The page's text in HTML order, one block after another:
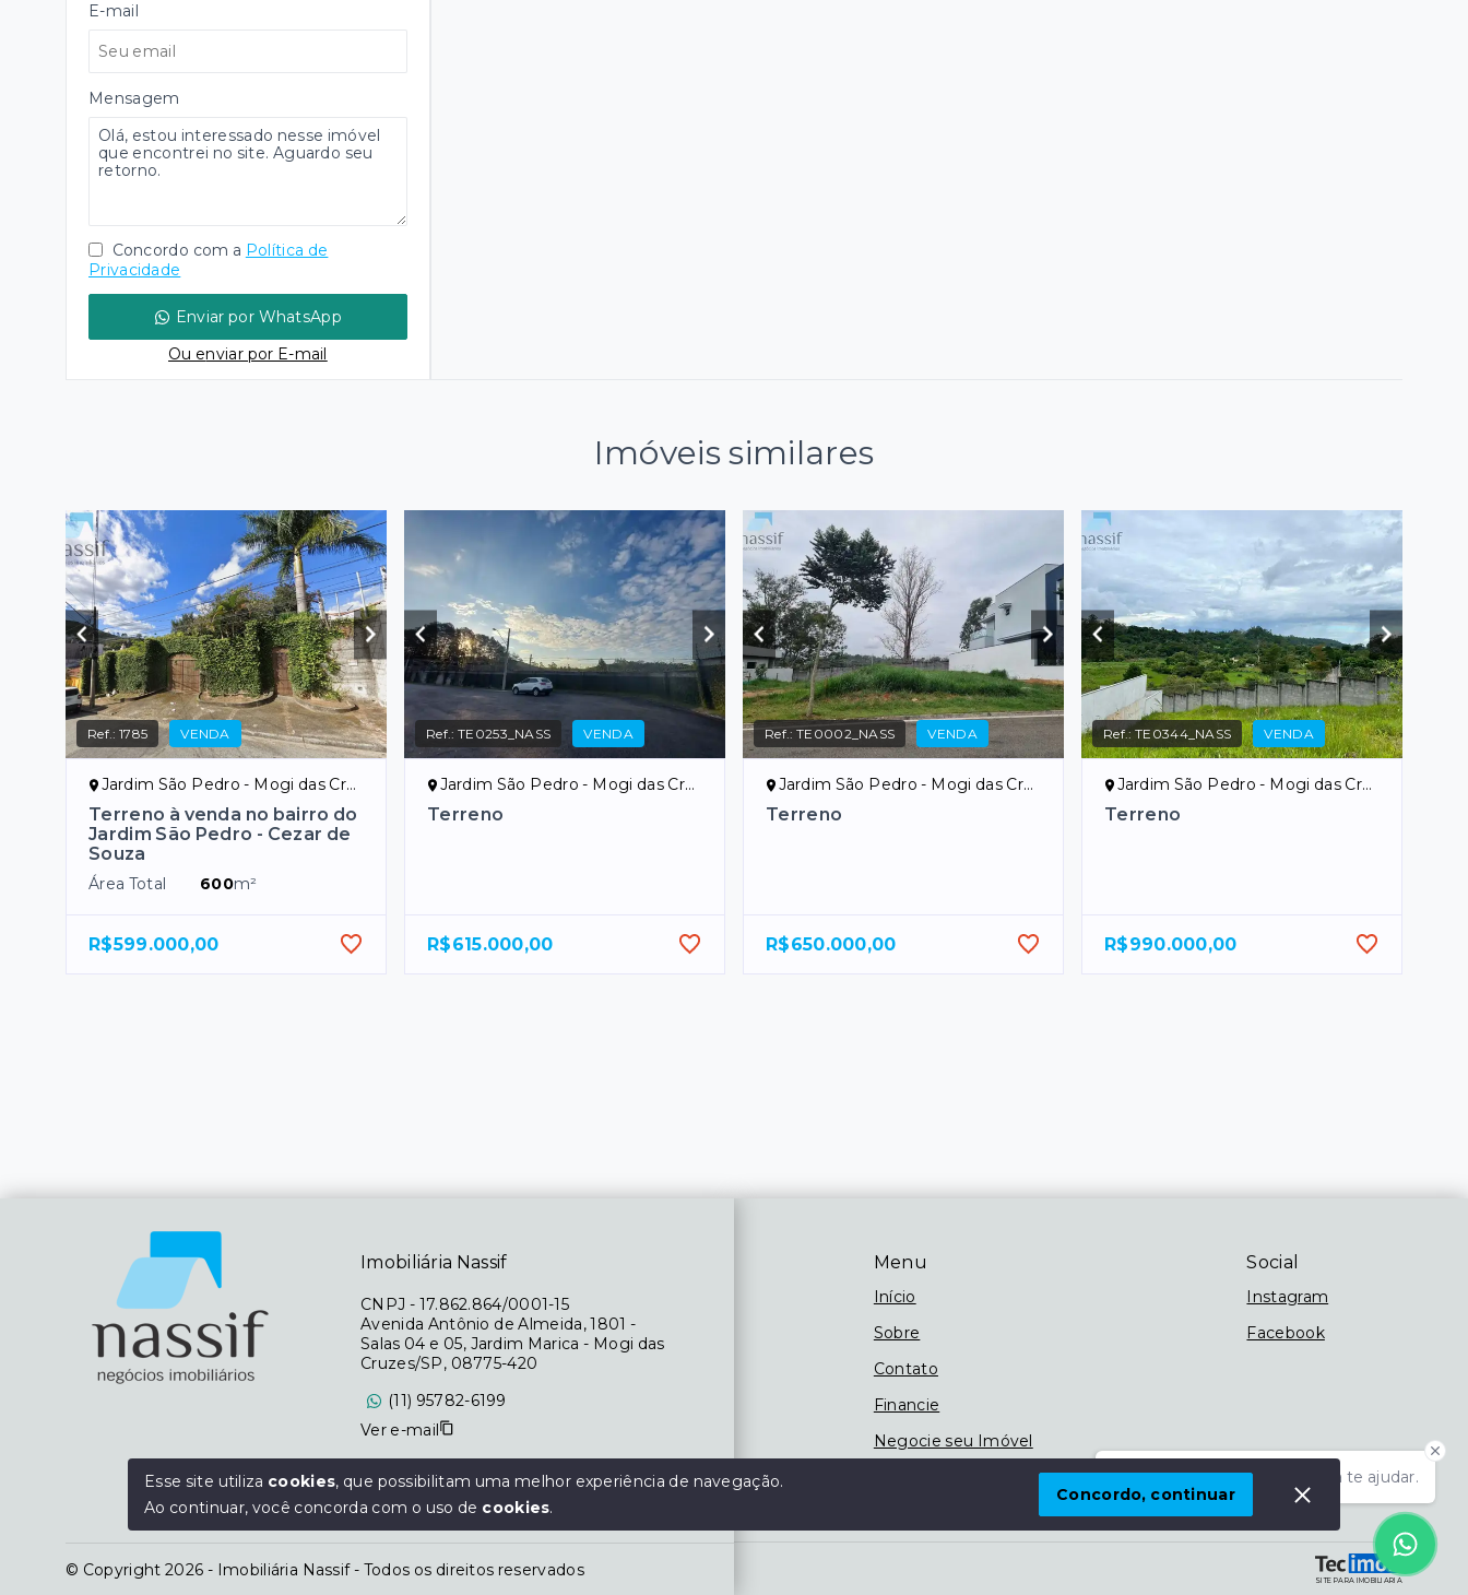
E-mail
Mensagem
Concordo com a Política de
Privacidade
Enviar por WhatsApp
Ou enviar por E-mail
Imóveis similares
Ref.:1785 VENDA
Jardim São Pedro - Mogi das Cruzes/SP
Terreno à venda no bairro do
Jardim São Pedro - Cezar de
Souza
Área Total 600m²
R$599.000,00
Ref.:TE0253_NASS VENDA
Jardim São Pedro - Mogi das Cruzes/SP
Terreno
R$615.000,00
Ref.:TE0002_NASS VENDA
Jardim São Pedro - Mogi das Cruzes/SP
Terreno
R$650.000,00
Ref.:TE0344_NASS VENDA
Jardim São Pedro - Mogi das Cruzes/SP
Terreno
R$990.000,00
Olá! Estamos disponíveis para te ajudar.
Menu
Início
Sobre
Contato
Financie
Negocie seu Imóvel
Social
Instagram
Facebook
SITE PARA IMOBILIARIA
Imobiliária Nassif
CNPJ - 17.862.864/0001-15
Avenida Antônio de Almeida, 1801 -
Salas 04 e 05, Jardim Marica - Mogi das
Cruzes/SP, 08775-420
(11) 95782-6199
Ver e-mail
Segunda à Sexta das 09h às 18h,
Sábado das 09h às 13h
© Copyright 2026 - Imobiliária Nassif - Todos os direitos reservados
Esse site utiliza cookies, que possibilitam uma melhor experiência de navegação.
Ao continuar, você concorda com o uso de cookies.
Concordo, continuar